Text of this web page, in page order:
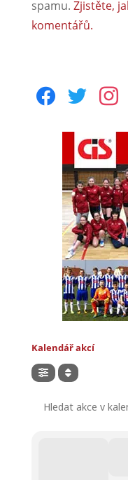
spamu. Zjistěte,
komentářů.
facebooktwitter
Kalendář akcí